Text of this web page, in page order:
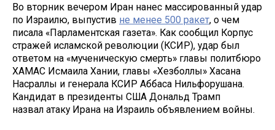
Во вторник вечером Иран нанес массированный удар
по Израилю, выпустив не менее 500 ракет, о чем
писала «Парламентская газета». Как сообщил Корпус
стражей исламской революции (КСИР), удар был
ответом на «мученическую смерть» главы политбюро
ХАМАС Исмаила Хании, главы «Хезболлы» Хасана
Насраллы и генерала КСИР Аббаса Нильфорушана.
Кандидат в президенты США Дональд Трамп
назвал атаку Ирана на Израиль объявлением войны.